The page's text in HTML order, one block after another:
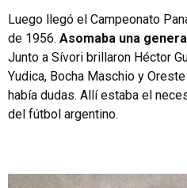
Luego llegó el Campeonato
de 1956. Asomaba una
Junto a Sívori brillaron Héctor
Yudica, Bocha Maschio y
había dudas. Allí estaba el
del fútbol argentino.